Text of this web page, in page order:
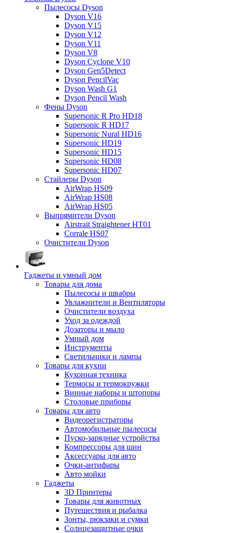
Пылесосы Dyson
Dyson V16
Dyson V15
Dyson V12
Dyson V11
Dyson V8
Dyson Cyclone V10
Dyson Gen5Detect
Dyson PencilVac
Dyson Wash G1
Dyson Pencil Wash
Фены Dyson
Supersonic R Pro HD18
Supersonic R HD17
Supersonic Nural HD16
Supersonic HD19
Supersonic HD15
Supersonic HD08
Supersonic HD07
Стайлеры Dyson
AirWrap HS09
AirWrap HS08
AirWrap HS05
Выпрямители Dyson
Airstrait Straightener HT01
Corrale HS07
Очистители Dyson
Гаджеты и умный дом
Товары для дома
Пылесосы и швабры
Увлажнители и Вентиляторы
Очистители воздуха
Уход за одеждой
Дозаторы и мыло
Умный дом
Инструменты
Светильники и лампы
Товары для кухни
Кухонная техника
Термосы и термокружки
Винные наборы и штопоры
Столовые приборы
Товары для авто
Видеорегистраторы
Автомобильные пылесосы
Пуско-зарядные устройства
Компрессоры для шин
Аксессуары для авто
Очки-антифары
Авто мойки
Гаджеты
3D Принтеры
Товары для животных
Путешествия и рыбалка
Зонты, рюкзаки и сумки
Солнцезащитные очки